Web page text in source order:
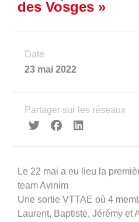
Le groupe
Réalisations
Nous
Accueil
À propos
Réferences
des Vosges »
Date
23 mai 2022
Partager sur les réseaux
Le 22 mai a eu lieu la
team Avinim
Une sortie VTTAE où 4
Laurent, Baptiste, Jérémy et